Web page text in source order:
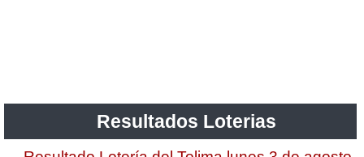
Resultados Loterias